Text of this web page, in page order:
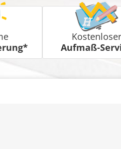
Kostenloser
Aufmaß-